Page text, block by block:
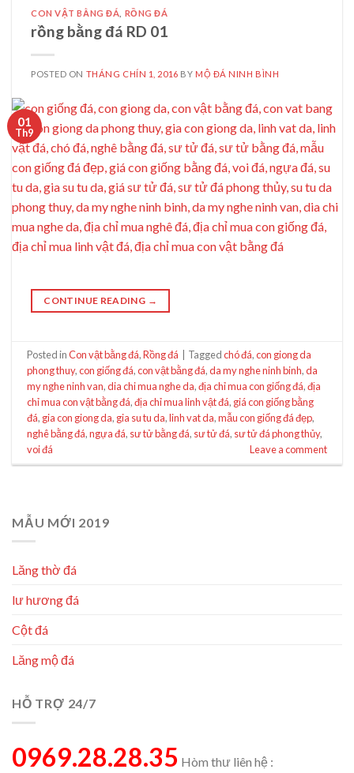
CON VẬT BẰNG ĐÁ RỒNG ĐÁ
rồng bằng đá RD 01
POSTED ON THÁNG CHÍN 1, 2016 BY MỘ ĐÁ NINH BÌNH
01
Th9
CONTINUE READING →
Posted inCon vật bằng đá,Rồng đá Taggedchó đá,con giong da
phong thuy,con giống đá,con vật bằng đá,da my nghe ninh binh,da
my nghe ninh van,dia chi mua nghe da,địa chỉ mua con giống đá,địa
chỉ mua con vật bằng đá,địa chỉ mua linh vật đá, giá con giống bằng
đá, gia con giong da, gia su tu da,linh vat da,mẫu con giống đá đẹp,
nghê bằng đá,ngựa đá, sư tử bằng đá, sư tử đá, sư tử đá phong thủy,
voi đá
Leave a comment
MẪU MỚI 2019
Lăng thờ đá
lư hương đá
Cột đá
Lăng mộ đá
HỖ TRỢ 24/7
0969.28.28.35 Hòm thư liên hệ :